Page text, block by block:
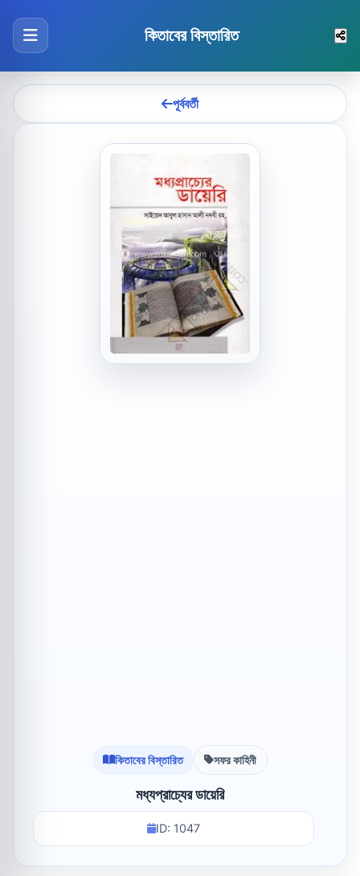
কিতাবের বিস্তারিত
পূর্ববর্তী
কিতাবের বিস্তারিত সফর কাহিনী
মধ্যপ্রাচ্যের ডায়েরি
ID: 1047